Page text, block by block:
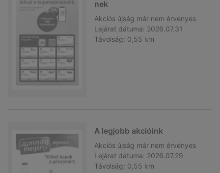
nek
Akciós újság már nem érvényes
Lejárat dátuma: 2026.07.31
Távolság: 0,55 km
A legjobb akcióink
Akciós újság már nem érvényes
Lejárat dátuma: 2026.07.29
Távolság: 0,55 km